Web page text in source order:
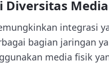
Diversitas
integrasi
bagian jaringan
media fisik